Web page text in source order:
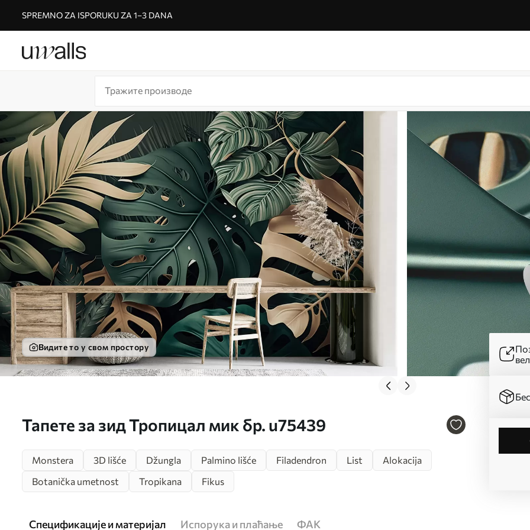
SPREMNO ZA ISPORUKU ZA 1–3 DANA
Видите то у свом простору
Тапете за зид Тропицал мик бр. u75439
Monstera 3D lišće Džungla Palmino lišće Filadendron List
Alokacija
Botanička umetnost
Tropikana Fikus
Спецификације и материјал Испорука и плаћање ФАК